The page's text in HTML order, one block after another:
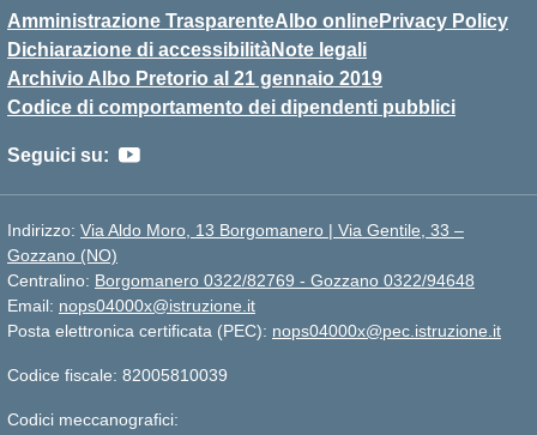
Amministrazione TrasparenteAlbo onlinePrivacy Policy
Dichiarazione di accessibilitàNote legali
Archivio Albo Pretorio al 21 gennaio 2019
Codice di comportamento dei dipendenti pubblici
Seguici su:
Indirizzo: Via Aldo Moro, 13 Borgomanero | Via Gentile, 33 –
Gozzano (NO)
Centralino: Borgomanero 0322/82769 - Gozzano 0322/94648
Email: nops04000x@istruzione.it
Posta elettronica certificata (PEC): nops04000x@pec.istruzione.it
Codice fiscale: 82005810039
Codici meccanografici: